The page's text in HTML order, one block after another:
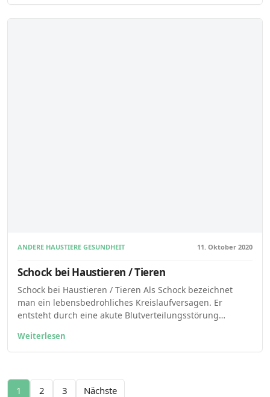
ANDERE HAUSTIERE GESUNDHEIT 11. Oktober 2020
Schock bei Haustieren / Tieren
Schock bei Haustieren / Tieren Als Schock bezeichnet
man ein lebensbedrohliches Kreislaufversagen. Er
entsteht durch eine akute Blutverteilungsstörung…
Weiterlesen
Seitennummerierung der Beiträge
1 2 3 Nächste